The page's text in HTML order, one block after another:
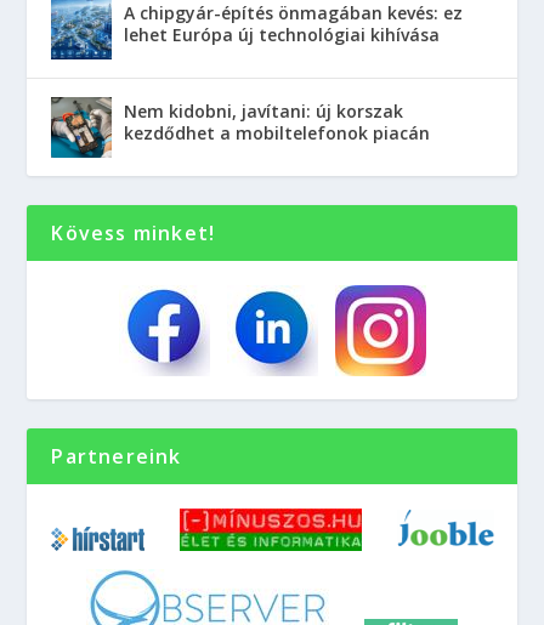
A chipgyár-építés önmagában kevés: ez
lehet Európa új technológiai kihívása
Nem kidobni, javítani: új korszak
kezdődhet a mobiltelefonok piacán
Kövess minket!
Partnereink